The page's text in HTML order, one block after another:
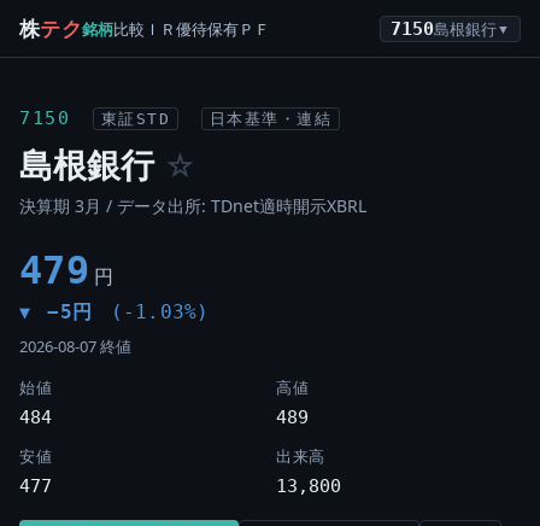
株テク銘柄比較 ＩＲ優待保有ＰＦ 7150島根銀行▼
7150 東証STD 日本基準・連結
島根銀行 ☆
決算期 3月 / データ出所: TDnet適時開示XBRL
479 円
▼ −5円 (-1.03%)
2026-08-07 終値
始値
484
高値
489
安値
477
出来高
13,800